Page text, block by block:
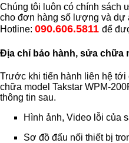
Chúng tôi luôn có chính sách
cho đơn hàng số lượng và dự
Hotline: 090.606.5811 để
Địa chỉ bảo hành, sửa chữa
Trước khi tiến hành liên hệ tới
chữa model Takstar WPM-
thông tin sau.
Hình ảnh, Video lỗi của
Sơ đồ đấu nối thiết bị